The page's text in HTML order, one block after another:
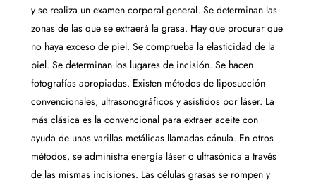
y se realiza un examen corporal general. Se determinan las
zonas de las que se extraerá la grasa. Hay que procurar que
no haya exceso de piel. Se comprueba la elasticidad de la
piel. Se determinan los lugares de incisión. Se hacen
fotografías apropiadas. Existen métodos de liposucción
convencionales, ultrasonográficos y asistidos por láser. La
más clásica es la convencional para extraer aceite con
ayuda de unas varillas metálicas llamadas cánula. En otros
métodos, se administra energía láser o ultrasónica a través
de las mismas incisiones. Las células grasas se rompen y